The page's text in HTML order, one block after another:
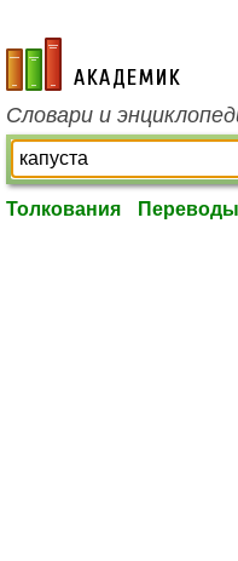
academic.ru
Словари и
Толкования Переводы